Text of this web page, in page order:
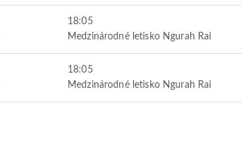
18:05
Medzinárodné letisko Ngurah Rai
18:05
Medzinárodné letisko Ngurah Rai